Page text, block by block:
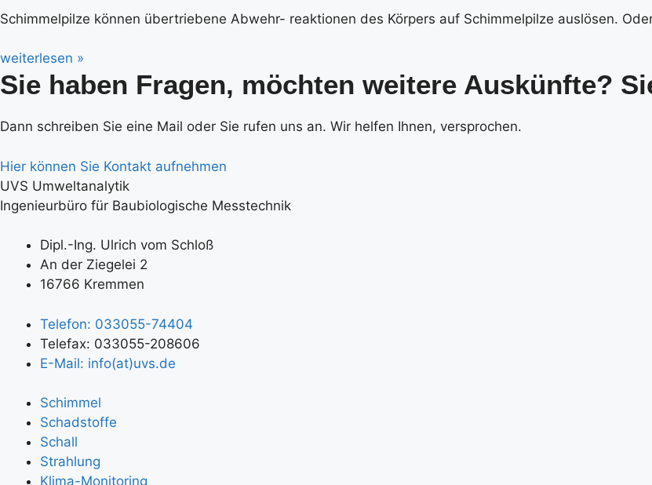
Schimmelpilze können übertriebene Abwehr- reaktionen des Körpers auf Schimmelpilze auslösen.
weiterlesen »
Sie haben Fragen, möchten weitere Auskünfte?
Dann schreiben Sie eine Mail oder Sie rufen uns an. Wir helfen Ihnen, versprochen.
Hier können Sie Kontakt aufnehmen
UVS Umweltanalytik
Ingenieurbüro für Baubiologische Messtechnik
Dipl.-Ing. Ulrich vom Schloß
An der Ziegelei 2
16766 Kremmen
Telefon: 033055-74404
Telefax: 033055-208606
E-Mail: info(at)uvs.de
Schimmel
Schadstoffe
Schall
Strahlung
Klima-Monitoring